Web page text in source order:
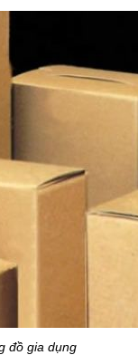
đồ gia dụng